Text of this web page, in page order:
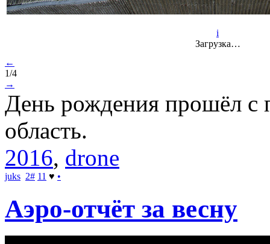
i
Загрузка…
←
1/4
→
День рождения прошёл с
область.
2016, drone
juks 2# 11 ♥ •
Аэро-отчёт за весну